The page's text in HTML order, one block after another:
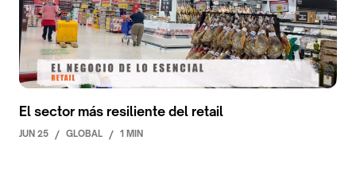
El sector más resiliente del retail
JUN 25 / GLOBAL / 1 MIN